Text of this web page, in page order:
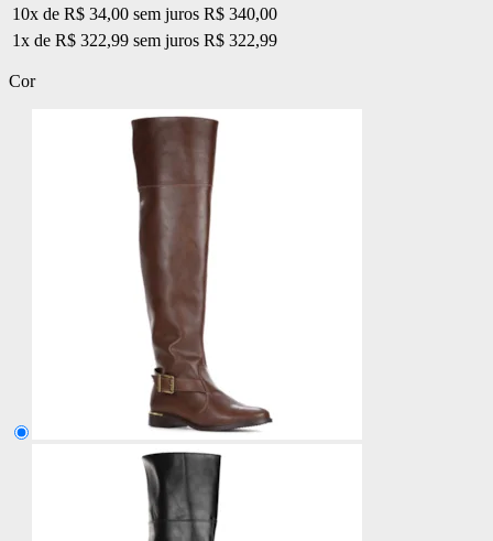
10x de R$ 34,00 sem juros R$ 340,00
1x de R$ 322,99 sem juros R$ 322,99
Cor